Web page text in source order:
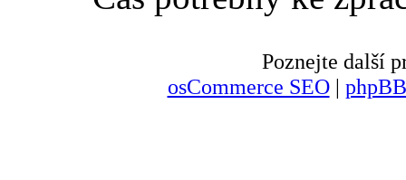
Poznejte další
osCommerce SEO|